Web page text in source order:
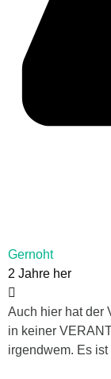
Gernoht
2 Jahre her
Auch hier hat der
in keiner
irgendwem. Es